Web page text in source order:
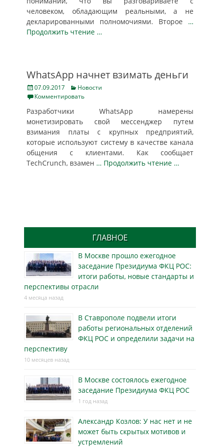
человеком, обладающим реальными, а не
декларированными полномочиями. Второе …
Продолжить чтение …
WhatsApp начнет взимать деньги
Posted
on
07.09.2017 Categories
Новости
Комментировать
Разработчики WhatsApp намерены
монетизировать свой мессенджер путем
взимания платы с крупных предприятий,
которые используют систему в качестве канала
общения с клиентами. Как сообщает
TechCrunch, взамен … Продолжить чтение …
ГЛАВНОЕ
В Москве прошло ежегодное
заседание Президиума ФКЦ РОС:
итоги работы, новые стандарты и
перспективы отрасли
4 месяца назад
В Ставрополе подвели итоги
работы региональных отделений
ФКЦ РОС и определили задачи на
перспективу
10 месяцев назад
В Москве состоялось ежегодное
заседание Президиума ФКЦ РОС
1 год назад
Александр Козлов: У нас нет и не
может быть скрытых мотивов и
устремлений